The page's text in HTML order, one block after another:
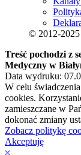
© 2012-2025
Treść pochodzi z
Medyczny w
Data wydruku:
W celu
cookies.
zamieszczane w
dokonać zmiany
Zobacz politykę
Akceptuję